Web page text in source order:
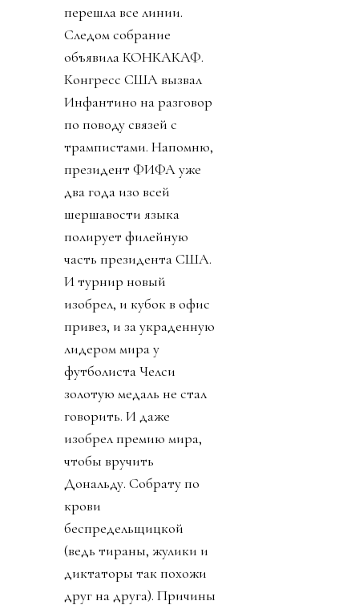
перешла все линии.
Следом собрание
объявила КОНКАКАФ.
Конгресс США вызвал
Инфантино на разговор
по поводу связей с
трампистами. Напомню,
президент ФИФА уже
два года изо всей
шершавости языка
полирует филейную
часть президента США.
И турнир новый
изобрел, и кубок в офис
привез, и за украденную
лидером мира у
футболиста Челси
золотую медаль не стал
говорить. И даже
изобрел премию мира,
чтобы вручить
Дональду. Собрату по
крови
беспредельщицкой
(ведь тираны, жулики и
диктаторы так похожи
друг на друга). Причины